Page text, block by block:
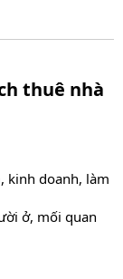
thuê nhà​
kinh doanh, làm
ở, mối quan